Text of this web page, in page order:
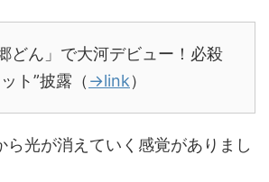
どん」で大河デビュー！必殺
ト”披露（ →link）
ら光が消えていく感覚がありまし